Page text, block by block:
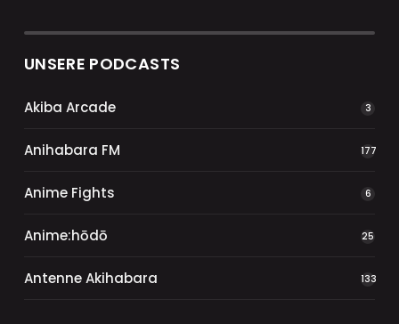
UNSERE PODCASTS
Akiba Arcade 3
Anihabara FM 177
Anime Fights 6
Anime:hōdō 25
Antenne Akihabara 133